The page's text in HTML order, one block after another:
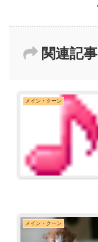
関連記事
メイン・クーン
メイン・クーン